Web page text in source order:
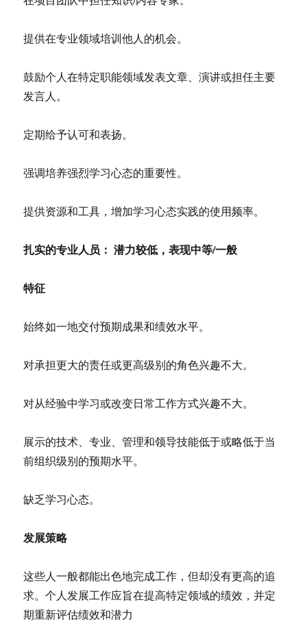
提供在专业领域培训他人的机会。
鼓励个人在特定职能领域发表文章、演讲或担任主要
发言人。
定期给予认可和表扬。
强调培养强烈学习心态的重要性。
提供资源和工具，增加学习心态实践的使用频率。
扎实的专业人员： 潜力较低，表现中等/一般
特征
始终如一地交付预期成果和绩效水平。
对承担更大的责任或更高级别的角色兴趣不大。
对从经验中学习或改变日常工作方式兴趣不大。
展示的技术、专业、管理和领导技能低于或略低于当
前组织级别的预期水平。
缺乏学习心态。
发展策略
这些人一般都能出色地完成工作，但却没有更高的追
求。个人发展工作应旨在提高特定领域的绩效，并定
期重新评估绩效和潜力